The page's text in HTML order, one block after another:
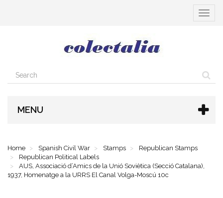
Toggle
MENU
Home Spanish Civil War Stamps
Republican Stamps
Republican Political Labels
AUS, Associació d’Amics de la Unió Soviètica (Secció Catalana),
1937, Homenatge a la URRS El Canal Volga-Moscú 10c